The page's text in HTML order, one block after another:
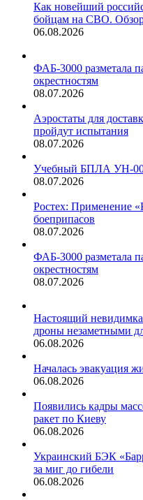
Как новейший
бойцам на СВО.
06.08.2026
ФАБ-3000 разметала
окрестностям
08.07.2026
Аэростаты для
пройдут испытания
08.07.2026
Учебный БПЛА УН-
08.07.2026
Ростех: Применение
боеприпасов
08.07.2026
ФАБ-3000 разметала
окрестностям
08.07.2026
Настоящий
дроны незаметными
06.08.2026
Началась эвакуация
06.08.2026
Появились кадры
ракет по Киеву
06.08.2026
Украинский БЭК
за миг до гибели
06.08.2026